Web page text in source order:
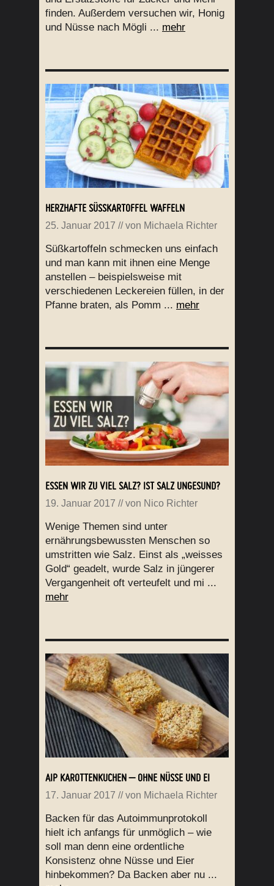
finden. Außerdem versuchen wir, Honig
und Nüsse nach Mögli ... mehr
HERZHAFTE SÜSSKARTOFFEL WAFFELN
25. Januar 2017 // von Michaela Richter
Süßkartoffeln schmecken uns einfach
und man kann mit ihnen eine Menge
anstellen – beispielsweise mit
verschiedenen Leckereien füllen, in der
Pfanne braten, als Pomm ... mehr
ESSEN WIR ZU VIEL SALZ? IST SALZ UNGESUND?
19. Januar 2017 // von Nico Richter
Wenige Themen sind unter
ernährungsbewussten Menschen so
umstritten wie Salz. Einst als „weisses
Gold“ geadelt, wurde Salz in jüngerer
Vergangenheit oft verteufelt und mi ...
mehr
AIP KAROTTENKUCHEN – OHNE NÜSSE UND EI
17. Januar 2017 // von Michaela Richter
Backen für das Autoimmunprotokoll
hielt ich anfangs für unmöglich – wie
soll man denn eine ordentliche
Konsistenz ohne Nüsse und Eier
hinbekommen? Da Backen aber nu ...